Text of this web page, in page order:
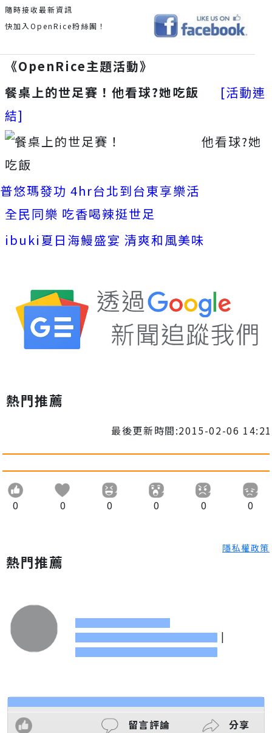
隨時接收最新資訊
快加入OpenRice粉絲團！
《OpenRice主題活動》
餐桌上的世足賽！他看球?她吃飯
[活動連
結]
普悠瑪發功 4hr台北到台東享樂活
全民同樂 吃香喝辣挺世足
ibuki夏日海鰻盛宴 清爽和風美味
熱門推薦
最後更新時間:2015-02-06 14:21
0 0 0 0 0 0
隱私權政策
熱門推薦
|
留言評論 分享